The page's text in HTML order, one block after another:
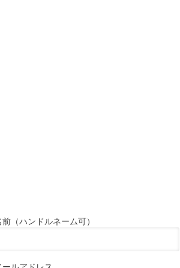
前（ハンドルネーム可）